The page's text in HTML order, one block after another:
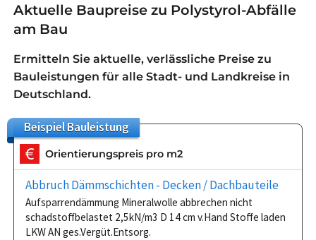
Aktuelle Baupreise zu Polystyrol-Abfälle
am Bau
Ermitteln Sie aktuelle, verlässliche Preise zu
Bauleistungen für alle Stadt- und Landkreise in
Deutschland.
BeispielBauleistung
Orientierungspreis pro m2
Abbruch Dämmschichten - Decken / Dachbauteile
Aufsparrendämmung Mineralwolle abbrechen nicht
schadstoffbelastet 2,5kN/m3 D 14 cm v.Hand Stoffe laden
LKW AN ges.Vergüt.Entsorg.